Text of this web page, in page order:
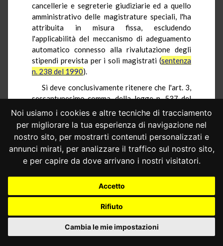
Noi usiamo i cookies e altre tecniche di tracciamento
per migliorare la tua esperienza di navigazione nel
nostro sito, per mostrarti contenuti personalizzati e
annunci mirati, per analizzare il traffico sul nostro sito,
e per capire da dove arrivano i nostri visitatori.
Accetto
Rifiuto
Cambia le mie impostazioni
cancellerie e segreterie giudiziarie ed a quello
amministrativo delle magistrature speciali, l'ha
attribuita in misura fissa, escludendo
l'applicabilità del meccanismo di adeguamento
automatico connesso alla rivalutazione degli
stipendi prevista per i soli magistrati (sentenza
n. 238 del 1990).
Si deve conclusivamente ritenere che l'art. 3,
sessantunesimo comma, della legge n. 537 del
1993 è correttamente qualificato di
interpretazione autentica e, come tale, è
caratterizzato dalla retroattività.
6.- Ciò posto, il contenuto della disposizione
denunciata non appare irragionevole, né in
L'indennità concessa ai magistrati dall'art. 3
della legge n. 27 del 1981 si configura
diversamente da quella prevista per il personale
delle cancellerie e segreterie giudiziarie dall'art.